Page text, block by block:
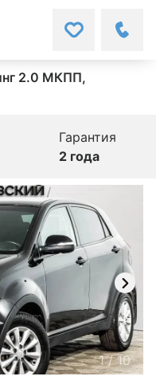
2.0 МКПП,
Гарантия
2 года
1/10